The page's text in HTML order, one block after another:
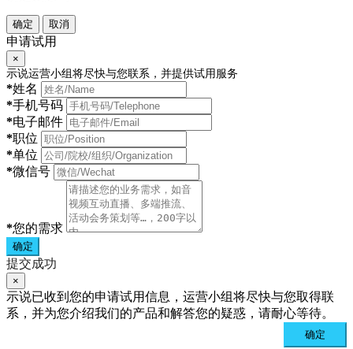
确定 取消
申请试用
×
示说运营小组将尽快与您联系，并提供试用服务
*姓名
*手机号码
*电子邮件
*职位
*单位
*微信号
*您的需求
确定
提交成功
×
示说已收到您的申请试用信息，运营小组将尽快与您取得联
系，并为您介绍我们的产品和解答您的疑惑，请耐心等待。
确定